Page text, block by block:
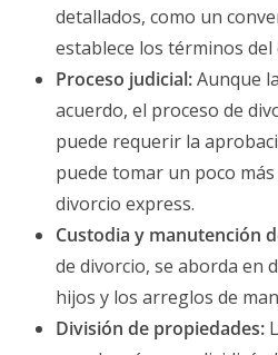
detallados, como un
establece los términos del
Proceso judicial:Aunque
acuerdo, el proceso de
puede requerir la
puede tomar un poco
divorcio express.
Custodia y manutención
de divorcio, se aborda en
hijos y los arreglos de
División de propiedades: